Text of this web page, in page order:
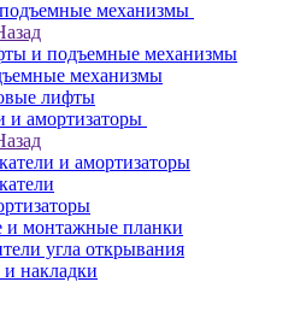
механизмы
и подъемные механизмы
механизмы
лифты
и амортизаторы
и амортизаторы
и монтажные планки
угла открывания
накладки